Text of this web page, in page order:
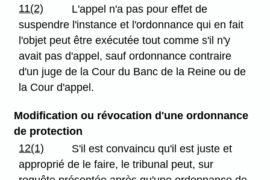
11(2)
L'appel n'a pas pour effet de
suspendre l'instance et l'ordonnance qui en fait
l'objet peut être exécutée tout comme s'il n'y
avait pas d'appel, sauf ordonnance contraire
d'un juge de la Cour du Banc de la Reine ou de
la Cour d'appel.
Modification ou révocation d'une ordonnance
de protection
12(1)
S'il est convaincu qu'il est juste et
approprié de le faire, le tribunal peut, sur